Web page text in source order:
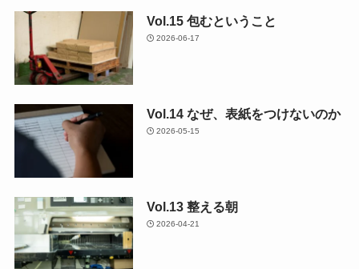
Vol.15 包むということ
2026-06-17
Vol.14 なぜ、表紙をつけないのか
2026-05-15
Vol.13 整える朝
2026-04-21